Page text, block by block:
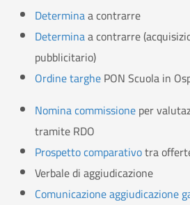
Determinaa contrarre
Determinaa contrarre
pubblicitario)
Ordine targhePON Scuola in
Nomina commissioneper
tramite RDO
Prospetto comparativotra
Verbale di aggiudicazione
Comunicazione aggiudicazione